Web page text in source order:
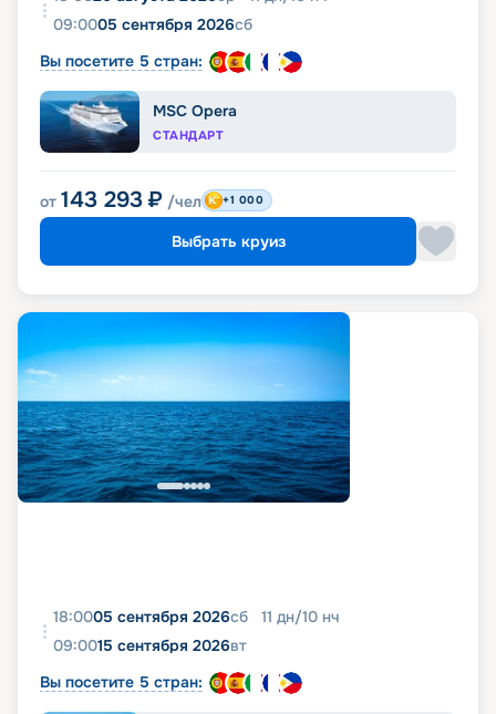
09:0005 сентября 2026сб
Вы посетите 5 стран:
MSC Opera
СТАНДАРТ
от 143 293 ₽ /чел +1 000
Выбрать круиз
18:0005 сентября 2026сб 11 дн/10 нч
09:0015 сентября 2026вт
Вы посетите 5 стран: